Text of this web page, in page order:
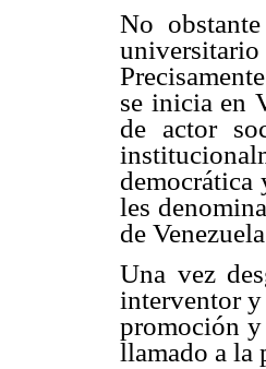
No
se inicia en
de actor
democrática
les
de
Una vez
interventor
promoción y
llamado a la